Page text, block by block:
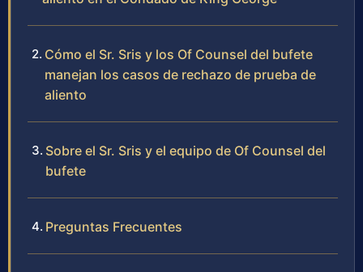
Cómo el Sr. Sris y los Of Counsel del bufete
manejan los casos de rechazo de prueba de
aliento
Sobre el Sr. Sris y el equipo de Of Counsel del
bufete
Preguntas Frecuentes